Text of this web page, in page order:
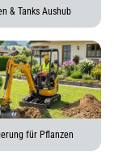
& Tanks Aushub
für Pflanzen